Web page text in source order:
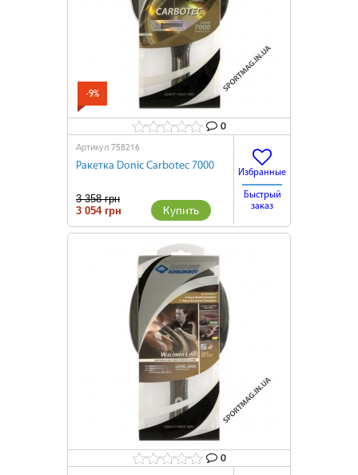
0
-9%
Артикул 758216
Ракетка Donic Carbotec 7000
3 358 грн
3 054 грн
Купить
Избранные
Быстрый
заказ
0